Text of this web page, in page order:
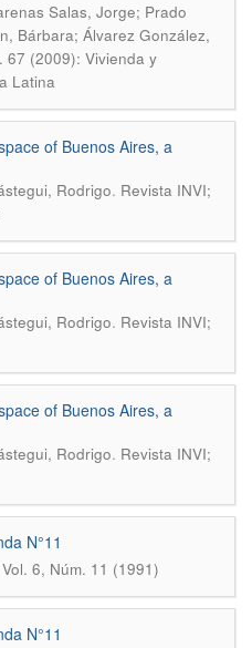
Salas, Jorge; Prado
Bárbara; Álvarez González,
67 (2009): Vivienda y
Latina
of Buenos Aires, a
Rodrigo. Revista INVI;
of Buenos Aires, a
Rodrigo. Revista INVI;
of Buenos Aires, a
Rodrigo. Revista INVI;
N°11
6, Núm. 11 (1991)
N°11